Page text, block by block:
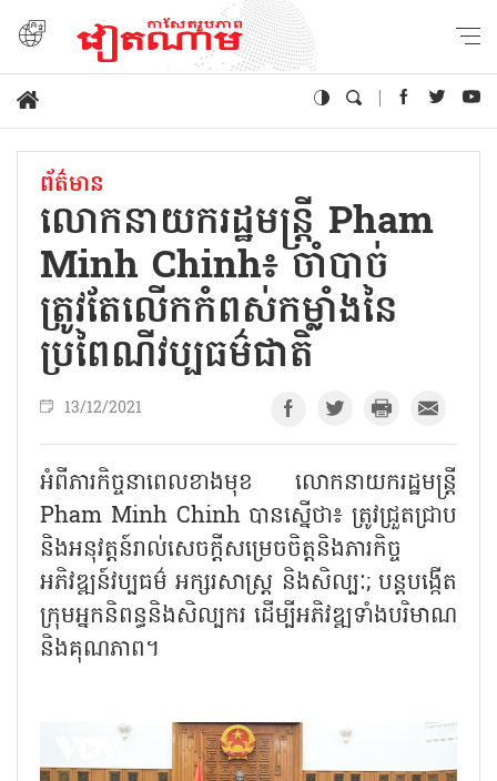
ព័ត៌មាន
លោកនាយករដ្ឋមន្ត្រី Pham
Minh Chinh៖ ចាំបាច់
ត្រូវតែលើកកំពស់កម្លាំងនៃ
ប្រពៃណីវប្បធម៌ជាតិ
13/12/2021
អំពីភារកិច្ចនាពេលខាងមុខ លោកនាយករដ្ឋមន្ត្រី
Pham Minh Chinh បានស្នើថា៖ ត្រូវជ្រួតជ្រាប
និងអនុវត្តន៍រាល់សេចក្តីសម្រេចចិត្តនិងភារកិច្ច
អភិវឌ្ឍន៍វប្បធម៌ អក្សរសាស្ត្រ និងសិល្បៈ; បន្តបង្កើត
ក្រុមអ្នកនិពន្ធនិងសិល្បករ ដើម្បីអភិវឌ្ឍទាំងបរិមាណ
និងគុណភាព។